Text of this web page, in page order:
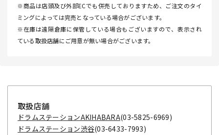
※商品は店頭及び外部ECでも併売しておりますため、ご注文のタイ
ミングによっては完売となっている場合がございます。
※在庫は遠隔倉庫に保管している場合もございますので、表示され
ている取扱店舗にご用意が無い場合がございます。
取扱店舗
ドラムステーションAKIHABARA(03-5825-6969)
ドラムステーション渋谷(03-6433-7993)